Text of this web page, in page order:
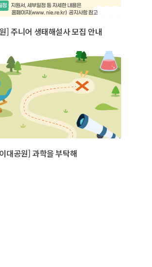
] 주니어 생태해설사 모집 안내
대공원] 과학을 부탁해